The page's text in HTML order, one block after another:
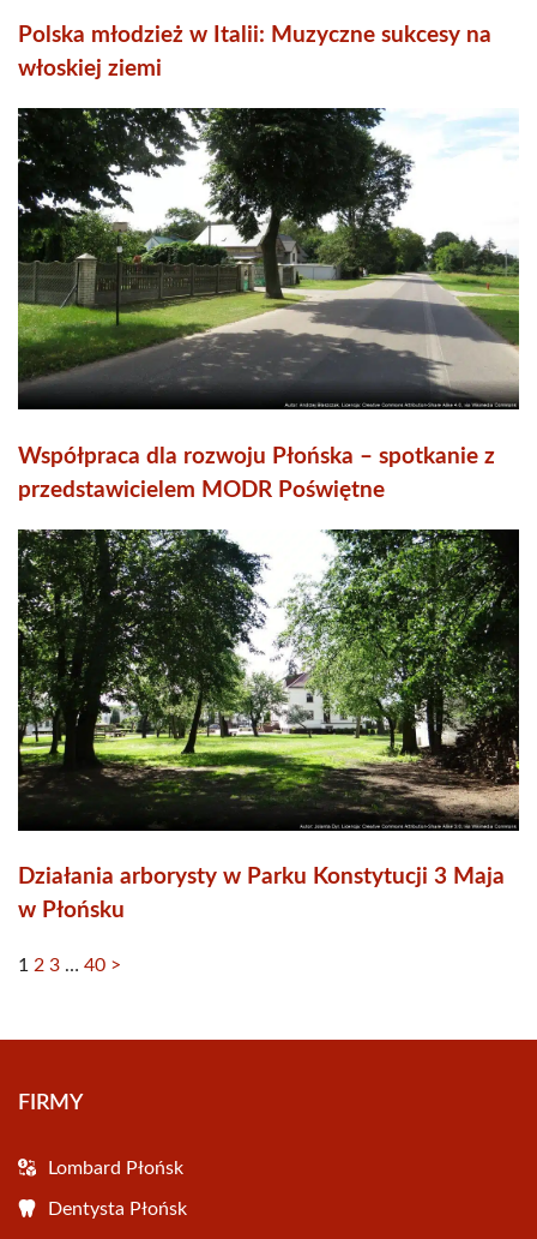
Polska młodzież w Italii: Muzyczne sukcesy na
włoskiej ziemi
Współpraca dla rozwoju Płońska – spotkanie z
przedstawicielem MODR Poświętne
Działania arborysty w Parku Konstytucji 3 Maja
w Płońsku
1 2 3 … 40 >
FIRMY
Lombard Płońsk
Dentysta Płońsk